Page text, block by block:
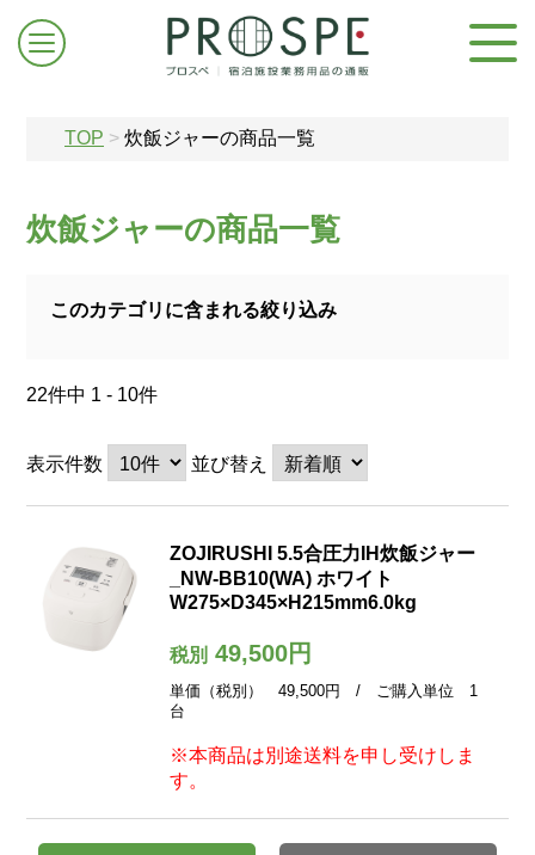
TOP > 炊飯ジャーの商品一覧
炊飯ジャーの商品一覧
このカテゴリに含まれる絞り込み
22件中 1 - 10件
表示件数 並び替え
ZOJIRUSHI 5.5合圧力IH炊飯ジャー
_NW-BB10(WA) ホワイト
W275×D345×H215mm6.0kg
税別49,500円
単価（税別） 49,500円 / ご購入単位 1
台
※本商品は別途送料を申し受けしま
す。